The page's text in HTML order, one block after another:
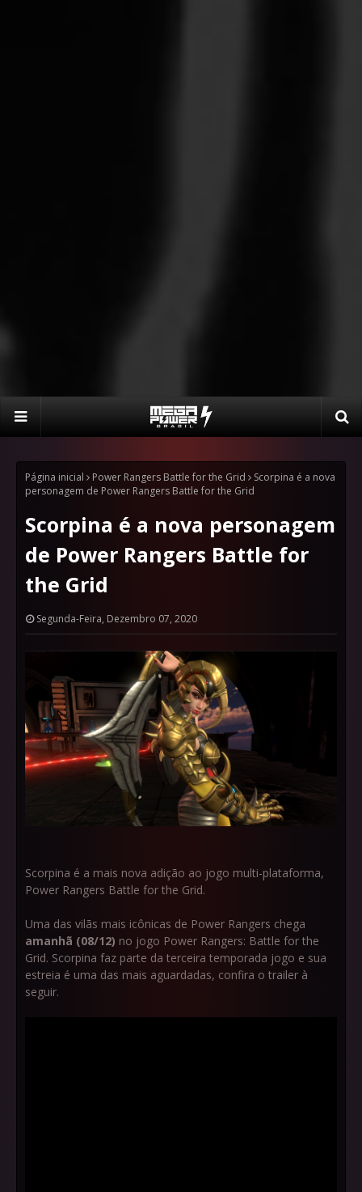
Página inicial Power Rangers Battle for the Grid
Scorpina é a nova
personagem de Power Rangers Battle for the Grid
Scorpina é a nova personagem
de Power Rangers Battle for
the Grid
Segunda-Feira, Dezembro 07, 2020
Scorpina é a mais nova adição ao jogo multi-plataforma,
Power Rangers Battle for the Grid.
Uma das vilãs mais icônicas de Power Rangers chega
amanhã (08/12) no jogo Power Rangers: Battle for the
Grid. Scorpina faz parte da terceira temporada jogo e sua
estreia é uma das mais aguardadas, confira o trailer à
seguir.